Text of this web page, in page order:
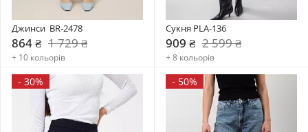
Джинси  BR-2478
864 ₴ 1 729 ₴
+ 10 кольорів
Сукня PLA-136
909 ₴ 2 599 ₴
+ 8 кольорів
- 30% - 50%